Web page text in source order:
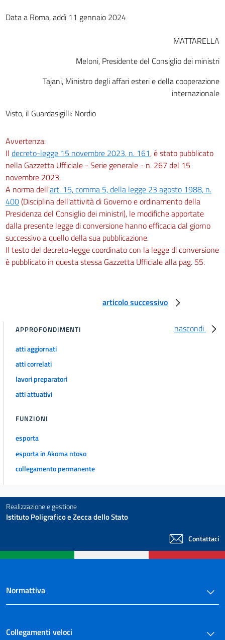
Data a Roma, addì 11 gennaio 2024
MATTARELLA
Meloni, Presidente del Consiglio dei ministri
Tajani, Ministro degli affari esteri e della cooperazione
internazionale
Visto, il Guardasigilli: Nordio
Avvertenza:
Il decreto-legge 15 novembre 2023, n. 161, è stato pubblicato
nella Gazzetta Ufficiale - Serie generale - n. 267 del 15
novembre 2023.
A norma dell'art. 15, comma 5, della legge 23 agosto 1988, n.
400(Disciplina dell'attività di Governo e ordinamento della
Presidenza del Consiglio dei ministri), le modifiche apportate
dalla presente legge di conversione hanno efficacia dal giorno
successivo a quello della sua pubblicazione.
Il testo del decreto-legge coordinato con la legge di conversione
è pubblicato in questa stessa Gazzetta Ufficiale alla pag. 55.
articolo successivo
nascondi
APPROFONDIMENTI
atti aggiornati
atti correlati
lavori preparatori
atti attuativi
FUNZIONI
esporta
esporta in Akoma ntoso
collegamento permanente
Realizzazione e gestione
Istituto Poligrafico e Zecca dello Stato
Contattaci
Normattiva
Collegamenti veloci